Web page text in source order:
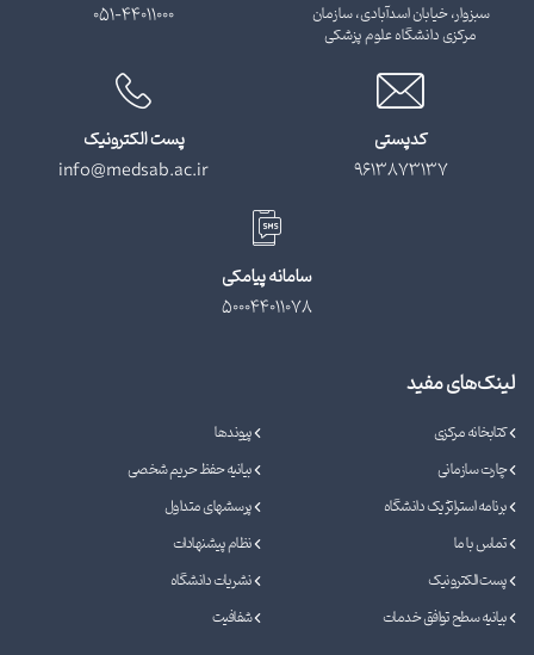
سبزوار، خیابان اسدآبادی، سازمان
مرکزی دانشگاه علوم پزشکی
051-44011000
کدپستی
9613873137
پست الکترونیک
info@medsab.ac.ir
سامانه پیامکی
500044011078
لینک‌های مفید
کتابخانه مرکزی
پیوندها
چارت سازمانی
بیانیه حفظ حریم شخصی
برنامه استراتژیک دانشگاه
پرسشهای متداول
تماس با ما
نظام پیشنهادات
پست الکترونیک
نشریات دانشگاه
بیانیه سطح توافق خدمات
شفافیت